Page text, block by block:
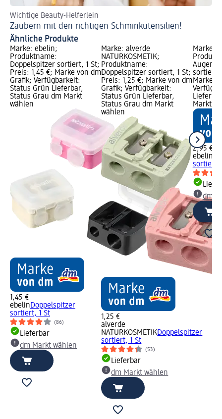
Wichtige Beauty-Helferlein
Zaubern mit den richtigen Schminkutensilien!
Ähnliche Produkte
Marke: ebelin;
Produktname:
Doppelspitzer sortiert, 1 St;
Preis: 1,45 €; Marke von dm
Grafik; Verfügbarkeit:
Status Grün Lieferbar,
Status Grau dm Markt
wählen
1,45 €
ebelinDoppelspitzer
sortiert, 1 St
(86)
Lieferbar
dm Markt wählen
Marke: alverde
NATURKOSMETIK;
Produktname:
Doppelspitzer sortiert, 1 St;
Preis: 1,25 €; Marke von dm
Grafik; Verfügbarkeit:
Status Grün Lieferbar,
Status Grau dm Markt
wählen
1,25 €
alverde
NATURKOSMETIKDoppelspitzer
sortiert, 1 St
(53)
Lieferbar
dm Markt wählen
Marke:
sortiert,
Marke
Markt
2,95 €
ebelin
sortiert,
dm